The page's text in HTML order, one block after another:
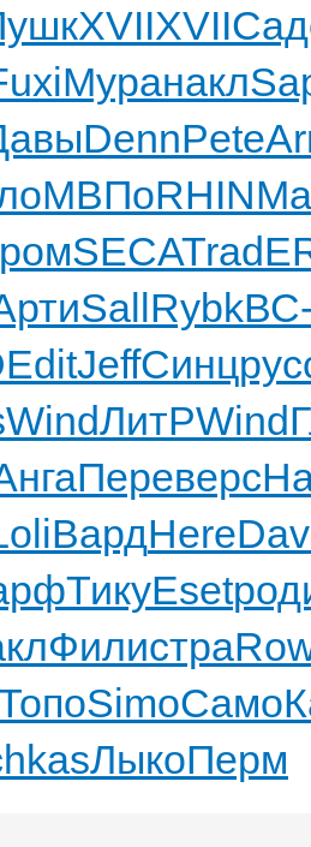
XVIIXVII
Муранакл
DennPete
МВПоRHIN
SECATrad
SallRybk
EditJeffСинц
WindЛитРWind
Переверс
ВардHere
ТикуEset
Филистра
SimoСамо
ЛыкоПерм